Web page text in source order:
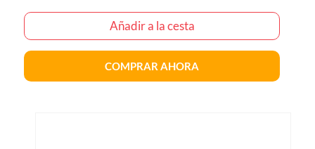
Añadir a la cesta
COMPRAR AHORA